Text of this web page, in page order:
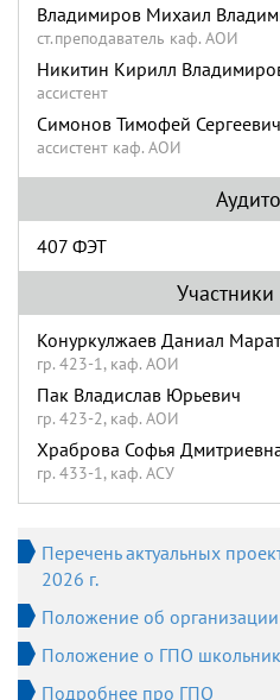
Владимиров Михаил
ст.преподаватель каф. АОИ
Никитин Кирилл
ассистент
Симонов Тимофей Сергеевич
ассистент каф. АОИ
407 ФЭТ
Конуркулжаев Даниал
гр. 423-1, каф. АОИ
Пак Владислав Юрьевич
гр. 423-2, каф. АОИ
Храброва Софья
гр. 433-1, каф. АСУ
Перечень актуальных
2026 г.
Положение об
Положение о ГПО
Подробнее про ГПО